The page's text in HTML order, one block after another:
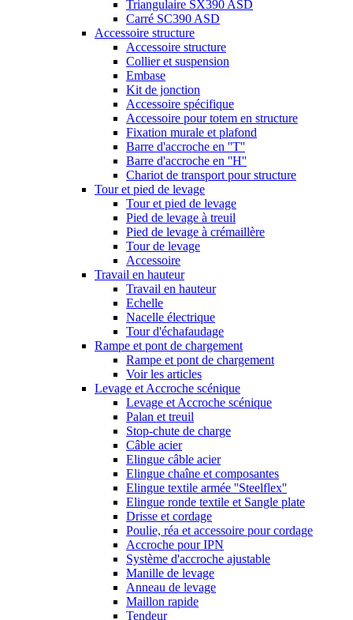
Triangulaire SX390 ASD
Carré SC390 ASD
Accessoire structure
Accessoire structure
Collier et suspension
Embase
Kit de jonction
Accessoire spécifique
Accessoire pour totem en structure
Fixation murale et plafond
Barre d'accroche en ''T''
Barre d'accroche en ''H''
Chariot de transport pour structure
Tour et pied de levage
Tour et pied de levage
Pied de levage à treuil
Pied de levage à crémaillère
Tour de levage
Accessoire
Travail en hauteur
Travail en hauteur
Echelle
Nacelle électrique
Tour d'échafaudage
Rampe et pont de chargement
Rampe et pont de chargement
Voir les articles
Levage et Accroche scénique
Levage et Accroche scénique
Palan et treuil
Stop-chute de charge
Câble acier
Elingue câble acier
Elingue chaîne et composantes
Elingue textile armée ''Steelflex''
Elingue ronde textile et Sangle plate
Drisse et cordage
Poulie, réa et accessoire pour cordage
Accroche pour IPN
Système d'accroche ajustable
Manille de levage
Anneau de levage
Maillon rapide
Tendeur